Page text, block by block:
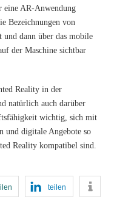
eine AR-Anwendung
Bezeichnungen von
dann über das mobile
der Maschine sichtbar
Reality in der
natürlich auch darüber
wichtig, sich mit
und digitale Angebote so
Reality kompatibel sind.
teilen